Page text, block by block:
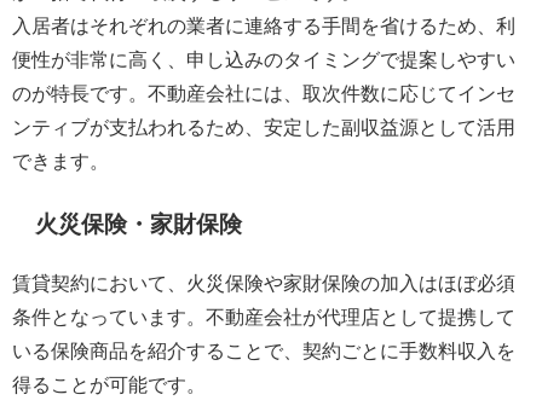
入居者はそれぞれの業者に連絡する手間を省けるため、利
便性が非常に高く、申し込みのタイミングで提案しやすい
のが特長です。不動産会社には、取次件数に応じてインセ
ンティブが支払われるため、安定した副収益源として活用
できます。
火災保険・家財保険
賃貸契約において、火災保険や家財保険の加入はほぼ必須
条件となっています。不動産会社が代理店として提携して
いる保険商品を紹介することで、契約ごとに手数料収入を
得ることが可能です。